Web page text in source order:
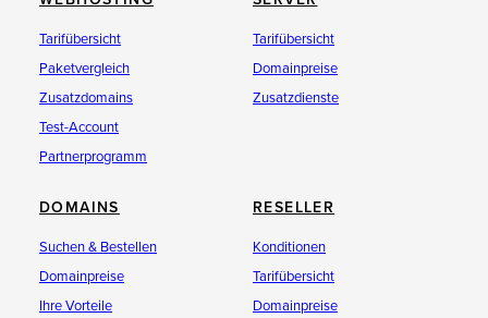
Tarifübersicht
Paketvergleich
Zusatzdomains
Test-Account
Partnerprogramm
Tarifübersicht
Domainpreise
Zusatzdienste
DOMAINS
Suchen & Bestellen
Domainpreise
Ihre Vorteile
RESELLER
Konditionen
Tarifübersicht
Domainpreise